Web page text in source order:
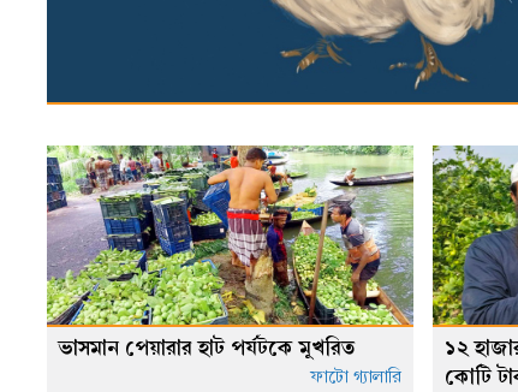
ভাসমান পেয়ারার হাট পর্যটকে মুখরিত
ফাটো গ্যালারি
১২
কোটি